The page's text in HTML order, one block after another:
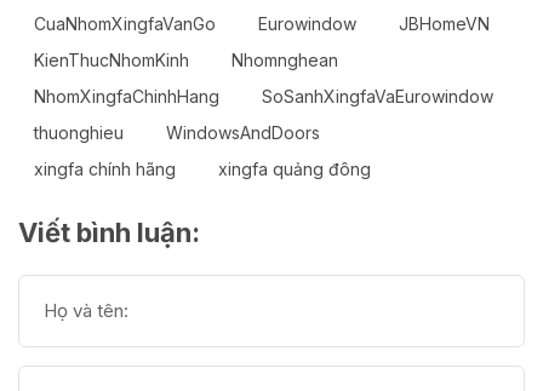
CuaNhomXingfaVanGo
Eurowindow
JBHomeVN
KienThucNhomKinh
Nhomnghean
NhomXingfaChinhHang
SoSanhXingfaVaEurowindow
thuonghieu
WindowsAndDoors
xingfa chính hãng
xingfa quảng đông
Viết bình luận: